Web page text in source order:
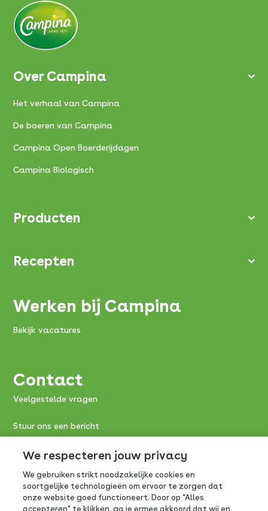
Over Campina
Het verhaal van Campina
De boeren van Campina
Campina Open Boerderijdagen
Campina Biologisch
Producten
Recepten
Werken bij Campina
Bekijk vacatures
Contact
Veelgestelde vragen
Stuur ons een bericht
Consumentenservice FrieslandCampina:
0800-0765
Antwoordnummer 390
We respecteren jouw privacy
We gebruiken strikt noodzakelijke cookies en
soortgelijke technologieën om ervoor te zorgen dat
onze website goed functioneert. Door op "Alles
accepteren" te klikken, ga je ermee akkoord dat wij en